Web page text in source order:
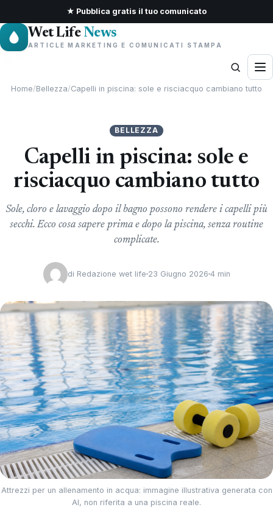
★ Pubblica gratis il tuo comunicato
Wet Life News
ARTICLE MARKETING E COMUNICATI STAMPA
Home/Bellezza/Capelli in piscina: sole e risciacquo cambiano tutto
BELLEZZA
Capelli in piscina: sole e
risciacquo cambiano tutto
Sole, cloro e lavaggio dopo il bagno possono rendere i capelli più
secchi. Ecco cosa sapere prima e dopo la piscina, senza routine
complicate.
di Redazione wet life 23 Giugno 2026 4 min
Attrezzi per un allenamento in acqua: immagine illustrativa generata con
AI, non riferita a una piscina reale.